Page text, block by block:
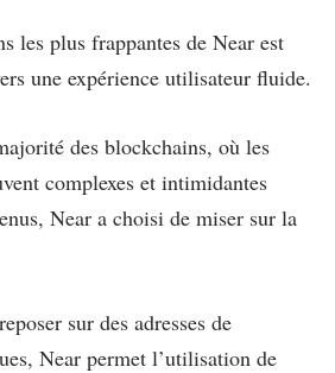
les plus frappantes de Near est
une expérience utilisateur fluide.
des blockchains, où les
complexes et intimidantes
Near a choisi de miser sur la
sur des adresses de
Near permet l’utilisation de